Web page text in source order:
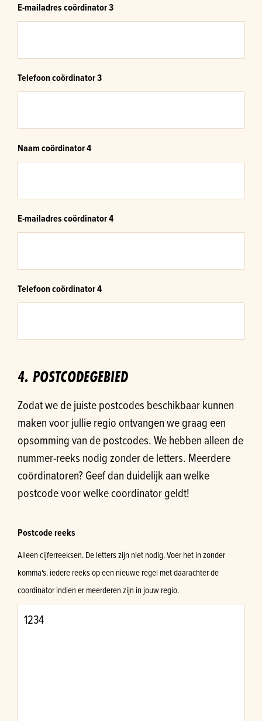
E-mailadres coördinator 3
Telefoon coördinator 3
Naam coördinator 4
E-mailadres coördinator 4
Telefoon coördinator 4
4. POSTCODEGEBIED
Zodat we de juiste postcodes beschikbaar kunnen
maken voor jullie regio ontvangen we graag een
opsomming van de postcodes. We hebben alleen de
nummer-reeks nodig zonder de letters. Meerdere
coördinatoren? Geef dan duidelijk aan welke
postcode voor welke coordinator geldt!
Postcode reeks
Alleen cijferreeksen. De letters zijn niet nodig. Voer het in zonder
komma's. iedere reeks op een nieuwe regel met daarachter de
coordinator indien er meerderen zijn in jouw regio.